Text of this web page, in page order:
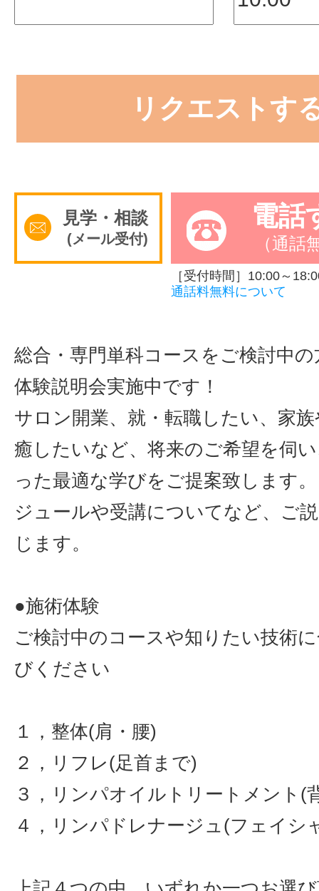
リクエストす
見学・相談
(メール受付)
電話
（通話
［受付時間］10:00～
通話料無料について
総合・専門単科コースをご検討中
体験説明会実施中です！
サロン開業、就・転職したい、家
癒したいなど、将来のご希望を伺
った最適な学びをご提案致します
ジュールや受講についてなど、ご
じます。
●施術体験
ご検討中のコースや知りたい技術
びください
１，整体(肩・腰)
２，リフレ(足首まで)
３，リンパオイルトリートメント(
４，リンパドレナージュ(フェイシ